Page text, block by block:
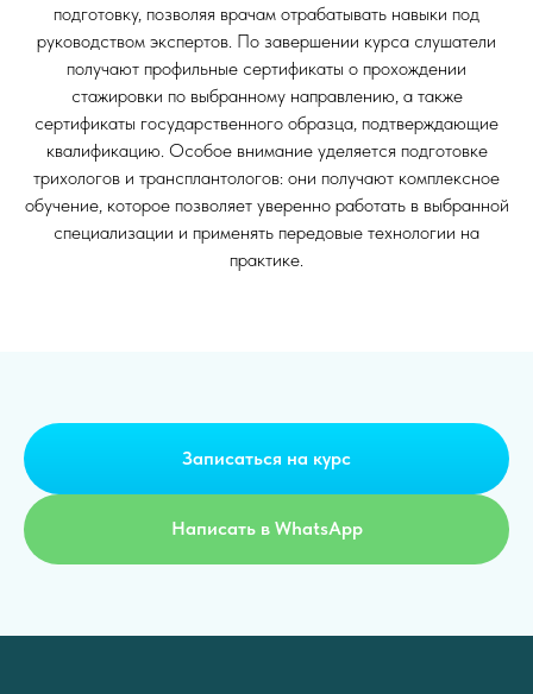
подготовку, позволяя врачам отрабатывать навыки под
руководством экспертов. По завершении курса слушатели
получают профильные сертификаты о прохождении
стажировки по выбранному направлению, а также
сертификаты государственного образца, подтверждающие
квалификацию. Особое внимание уделяется подготовке
трихологов и трансплантологов: они получают комплексное
обучение, которое позволяет уверенно работать в выбранной
специализации и применять передовые технологии на
практике.
Записаться на курс
Написать в WhatsApp